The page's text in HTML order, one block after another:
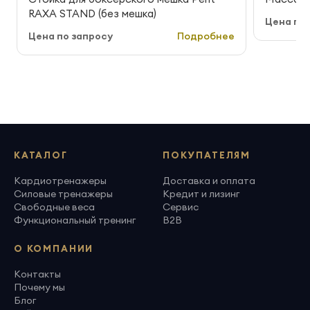
RAXA STAND (без мешка)
Цена по запросу Подробнее
Цена по
КАТАЛОГ
Кардиотренажеры
Силовые тренажеры
Свободные веса
Функциональный тренинг
ПОКУПАТЕЛЯМ
Доставка и оплата
Кредит и лизинг
Сервис
B2B
О КОМПАНИИ
Контакты
Почему мы
Блог